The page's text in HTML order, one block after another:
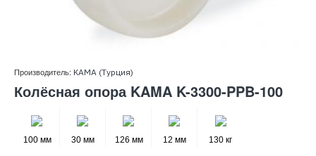
Производитель: KAMA (Турция)
Колёсная опора KAMA K-3300-PPB-100
100 мм 30 мм 126 мм 12 мм 130 кг